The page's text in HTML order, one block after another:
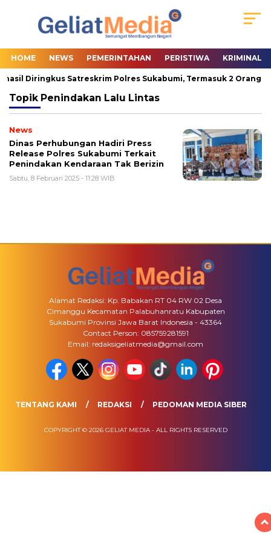
HOME NEWS PEMERINTAHAN PERISTIWA KRIMINAL
Diringkus Satreskrim Polres Sukabumi, Termasuk 2 Orang
Topik Penindakan Lalu Lintas
News
Dinas Perhubungan Hadiri Press
Release Polres Sukabumi Terkait
Penindakan Kendaraan Tak Berizin
Sabtu, 8 Februari 2025 - 11:28 WIB
Alamat Redaksi: Kp. Babakan RT 04 RW 02 Desa
Cimanggu Kecamatan Palabuhanratu Kabupaten
Sukabumi Provinsi Jawa Barat Indonesia - 43364
Contact Person: 085759281591
Email: redaksigeliatmedia@gmail.com
TENTANG KAMI REDAKSI PEDOMAN MEDIA SIBER
COPYRIGHT © 2026 GELIAT MEDIA - ALL RIGHTS RESERVED